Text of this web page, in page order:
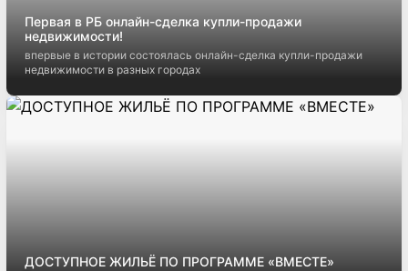
Первая в РБ онлайн-сделка купли-продажи
недвижимости!
впервые в истории состоялась онлайн-сделка купли-продажи
недвижимости в разных городах
ДОСТУПНОЕ ЖИЛЬЁ ПО ПРОГРАММЕ «ВМЕСТЕ»